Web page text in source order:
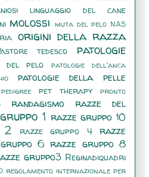
linguaggio del cane
molossi muta del pelo NAS
origini della razza
tedesco
patologie
del pelo
patologie dell'anca
patologie della pelle
pedigree pet therapy
pronto
randagismo
razze del
1 razze gruppo 10
2 razze gruppo 4
razze
6 razze gruppo 8
gruppo3 Reginadiquadri
regolamento internazionale per